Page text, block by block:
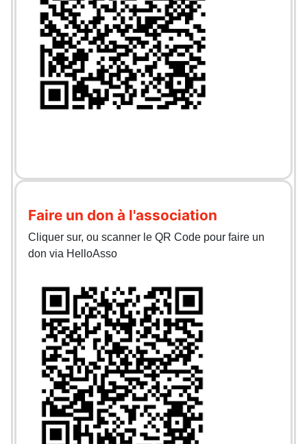
Faire un don à l'association
Cliquer sur, ou scanner le QR Code pour faire un
don via HelloAsso